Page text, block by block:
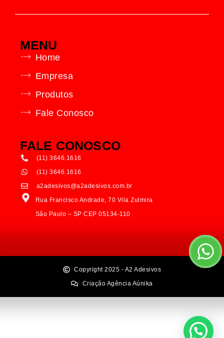
MENU
Home
Empresa
Produtos
Fale Conosco
FALE CONOSCO
(11) 3646.1616
(11) 3646.1616
a2adesivos@a2adesivos.com.br
Rua Francisco Andrade, 70 Vila Zulmira
São Paulo – SP CEP 05134-110
Copyright 2025 - A2 Adesivos
Criação Agência Aúnika